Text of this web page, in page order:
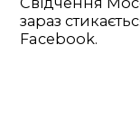
зараз
Facebook.